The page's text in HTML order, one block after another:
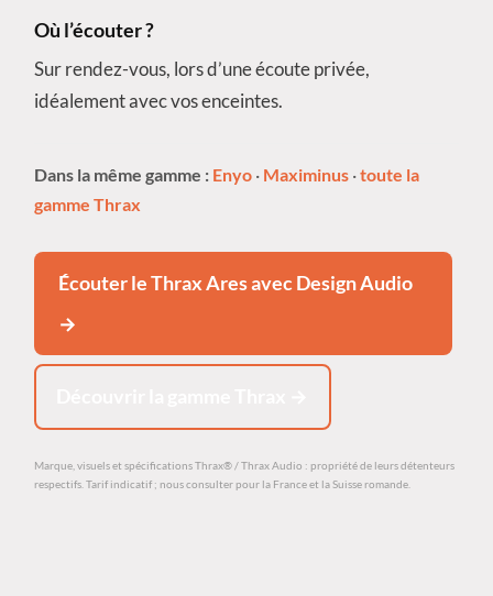
Où l’écouter ?
Sur rendez-vous, lors d’une écoute privée,
idéalement avec vos enceintes.
Dans la même gamme : Enyo · Maximinus ·toute la
gamme Thrax
Écouter le Thrax Ares avec Design Audio
→
Marque, visuels et spécifications Thrax® / Thrax Audio : propriété de leurs détenteurs
respectifs. Tarif indicatif ; nous consulter pour la France et la Suisse romande.